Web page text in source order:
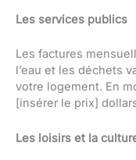
Les services publics
Les factures
l’eau et les déchets
votre logement. En
[insérer le prix]
Les loisirs et la